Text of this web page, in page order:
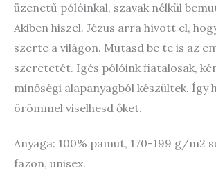
üzenetű pólóinkal, szavak nélkül
Akiben hiszel. Jézus arra hívott el,
szerte a világon. Mutasd be te is az
szeretetét. Igés pólóink fiatalosak,
minőségi alapanyagból készültek. Így
örömmel viselhesd őket.
Anyaga: 100% pamut, 170-199 g/m2
fazon, unisex.